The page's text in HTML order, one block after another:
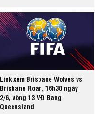
Link xem Brisbane Wolves vs
Brisbane Roar, 16h30 ngày
2/6, vòng 13 VĐ Bang
Queensland